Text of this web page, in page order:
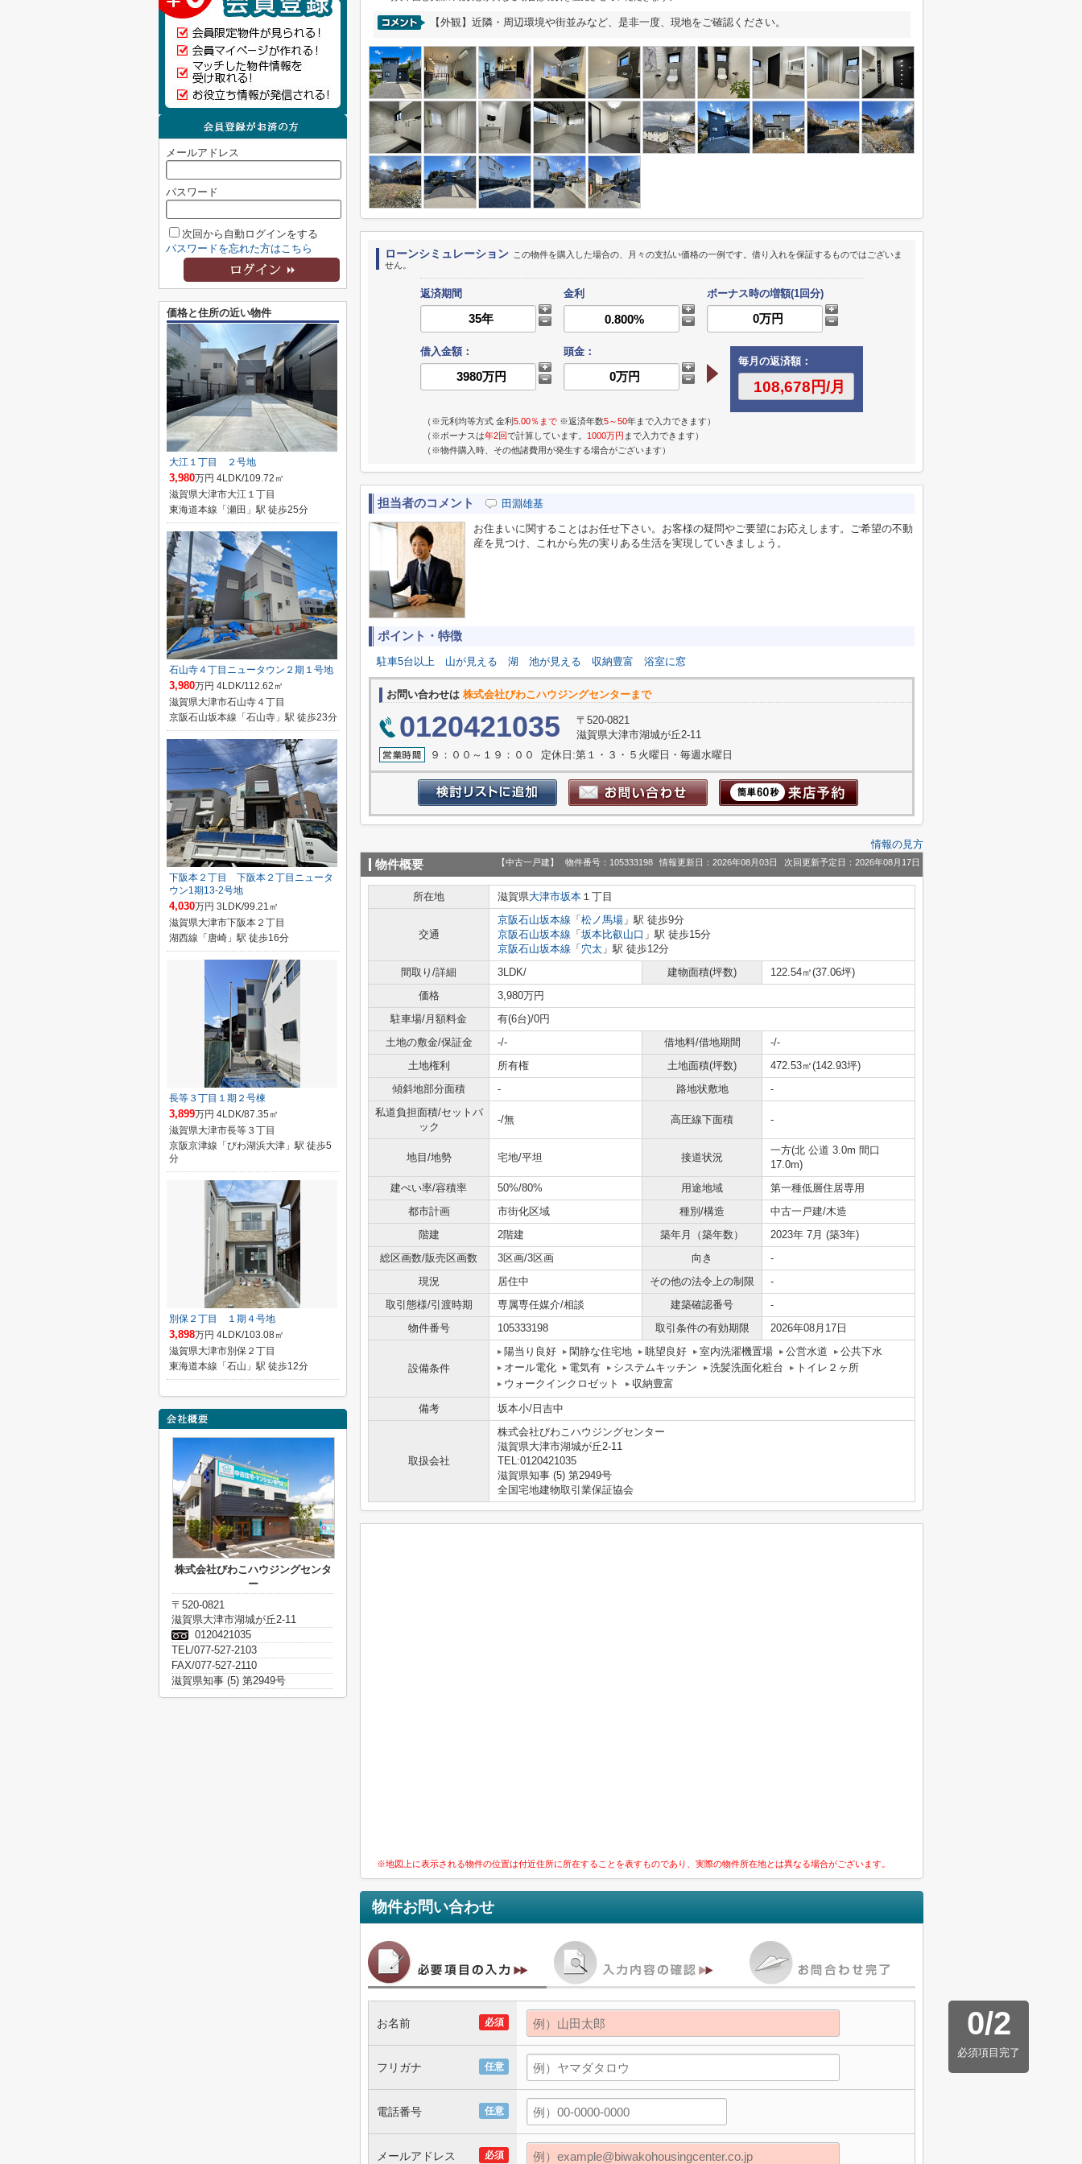
【外観】近隣・周辺環境や街並みなど、是非一度、現地をご確認ください。
ローンシミュレーション この物件を購入した場合の、月々の支払い価格の一例です。借り入れを保証するものではございま
せん。
返済期間 金利 ボーナス時の増額(1回分)
借入金額：
頭金：
毎月の返済額：
（※元利均等方式 金利5.00％まで ※返済年数5～50年まで入力できます）
（※ボーナスは年2回で計算しています。 1000万円 まで入力できます）
（※物件購入時、その他諸費用が発生する場合がございます）
担当者のコメント 田淵雄基
お住まいに関することはお任せ下さい。お客様の疑問やご要望にお応えします。ご希望の不動
産を見つけ、これから先の実りある生活を実現していきましょう。
ポイント・特徴
駐車5台以上 山が見える 湖 池が見える 収納豊富 浴室に窓
お問い合わせは 株式会社びわこハウジングセンターまで
0120421035
〒520-0821
滋賀県大津市湖城が丘2-11
９：００～１９：００ 定休日:第１・３・５火曜日・毎週水曜日
情報の見方
物件概要 【中古一戸建】 物件番号：105333198 情報更新日：2026年08月03日 次回更新予定日：2026年08月17日
所在地 滋賀県大津市坂本 １丁目
交通
京阪石山坂本線 「 松ノ馬場 」駅 徒歩9分
京阪石山坂本線 「 坂本比叡山口 」駅 徒歩15分
京阪石山坂本線 「 穴太 」駅 徒歩12分
間取り/詳細
3LDK/ 建物面積(坪数)
122.54㎡(37.06坪)
価格
3,980万円
駐車場/月額料金
有(6台)/0円
土地の敷金/保証金
-/- 借地料/借地期間
-/-
土地権利
所有権 土地面積(坪数)
472.53㎡(142.93坪)
傾斜地部分面積
- 路地状敷地
-
私道負担面積/セットバ
ック
-/無 高圧線下面積 -
地目/地勢 宅地/平坦 接道状況
一方(北 公道 3.0m 間口
17.0m)
建ぺい率/容積率
50%/80% 用途地域
第一種低層住居専用
都市計画
市街化区域 種別/構造
中古一戸建/木造
階建
2階建 築年月（築年数）
2023年 7月 (築3年)
総区画数/販売区画数
3区画/3区画 向き
-
現況
居住中 その他の法令上の制限
-
取引態様/引渡時期
専属専任媒介/相談 建築確認番号
-
物件番号
105333198 取引条件の有効期限 2026年08月17日
設備条件
陽当り良好 閑静な住宅地 眺望良好 室内洗濯機置場 公営水道
公共下水
オール電化
電気有 システムキッチン 洗髪洗面化粧台
トイレ２ヶ所
ウォークインクロゼット
収納豊富
備考 坂本小/日吉中
取扱会社
株式会社びわこハウジングセンター
滋賀県大津市湖城が丘2-11
TEL:0120421035
滋賀県知事 (5) 第2949号
全国宅地建物取引業保証協会
※地図上に表示される物件の位置は付近住所に所在することを表すものであり、実際の物件所在地とは異なる場合がございます。
物件お問い合わせ
0/2
必須項目完了
必須
お名前
任意
フリガナ
任意
電話番号
必須
メールアドレス
メールアドレス
パスワード
次回から自動ログインをする
パスワードを忘れた方はこちら
価格と住所の近い物件
大江１丁目 ２号地
3,980万円 4LDK/109.72㎡
滋賀県大津市大江１丁目
東海道本線「瀬田」駅 徒歩25分
石山寺４丁目ニュータウン２期１号地
3,980万円 4LDK/112.62㎡
滋賀県大津市石山寺４丁目
京阪石山坂本線「石山寺」駅 徒歩23分
下阪本２丁目 下阪本２丁目ニュータ
ウン1期13-2号地
4,030万円 3LDK/99.21㎡
滋賀県大津市下阪本２丁目
湖西線「唐崎」駅 徒歩16分
長等３丁目１期２号棟
3,899万円 4LDK/87.35㎡
滋賀県大津市長等３丁目
京阪京津線「びわ湖浜大津」駅 徒歩5
分
別保２丁目 １期４号地
3,898万円 4LDK/103.08㎡
滋賀県大津市別保２丁目
東海道本線「石山」駅 徒歩12分
株式会社びわこハウジングセンタ
ー
〒520-0821
滋賀県大津市湖城が丘2-11
0120421035
TEL/077-527-2103
FAX/077-527-2110
滋賀県知事 (5) 第2949号